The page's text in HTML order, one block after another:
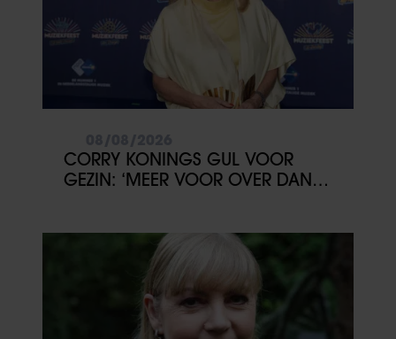
CORRY KONINGS GUL VOOR
GEZIN: ‘MEER VOOR OVER DAN